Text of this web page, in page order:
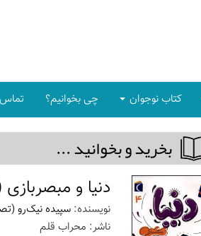
كتاب نوجوان چی بخوانیم؟ تماس
بخريد و بخوانيد ...
دنیا و مبصربازی
نویسنده: سپیده نیک‌رو
ناشر: محراب قلم